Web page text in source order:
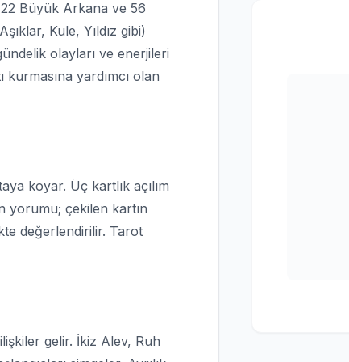
Büyük Arkana ve 56
Kule, Yıldız gibi)
olayları ve enerjileri
yardımcı olan
koyar. Üç kartlık açılım
yorumu; çekilen kartın
değerlendirilir. Tarot
gelir. İkiz Alev, Ruh